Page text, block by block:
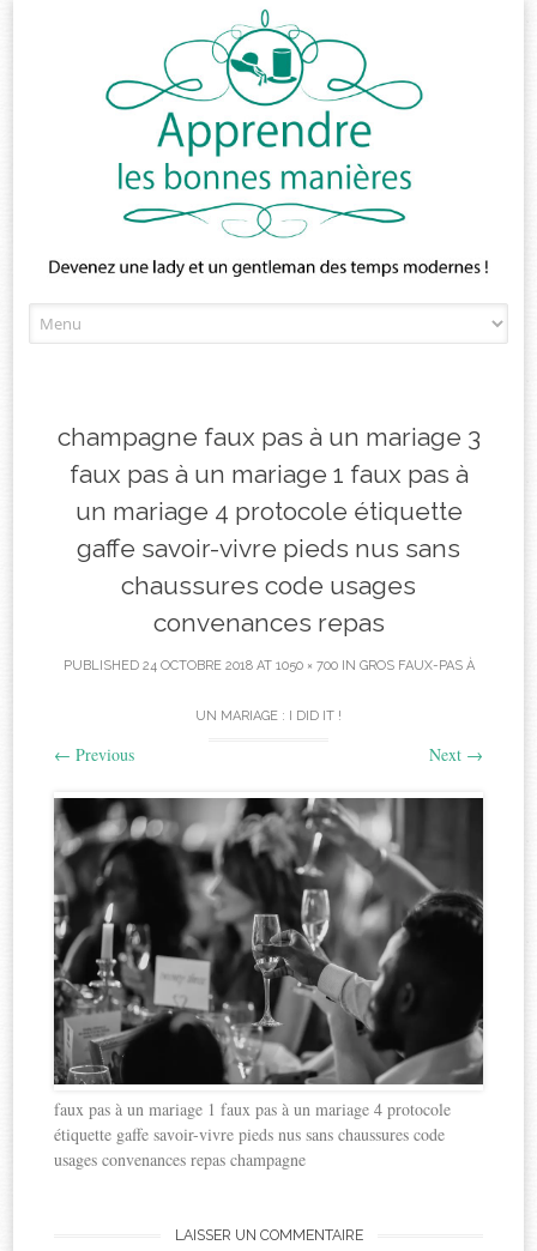
to
champagne faux pas à un mariage 3
faux pas à un mariage 1 faux pas à
un mariage 4 protocole étiquette
gaffe savoir-vivre pieds nus sans
chaussures code usages
convenances repas
PUBLISHED 24 OCTOBRE 2018AT 1050 × 700IN GROS FAUX-PAS À
UN MARIAGE : I DID IT !
← Previous Next →
faux pas à un mariage 1 faux pas à un mariage 4 protocole
étiquette gaffe savoir-vivre pieds nus sans chaussures code
usages convenances repas champagne
LAISSER UN COMMENTAIRE